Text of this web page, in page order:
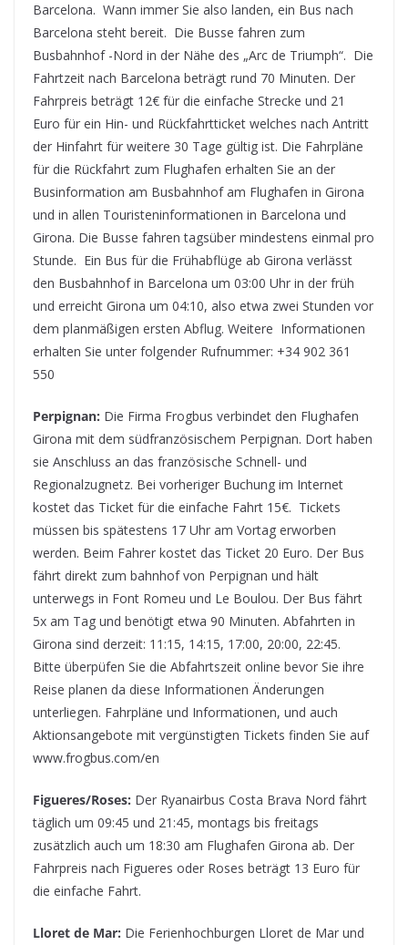
Barcelona. Wann immer Sie also landen, ein Bus nach
Barcelona steht bereit. Die Busse fahren zum
Busbahnhof -Nord in der Nähe des „Arc de Triumph“. Die
Fahrtzeit nach Barcelona beträgt rund 70 Minuten. Der
Fahrpreis beträgt 12€ für die einfache Strecke und 21
Euro für ein Hin- und Rückfahrtticket welches nach Antritt
der Hinfahrt für weitere 30 Tage gültig ist. Die Fahrpläne
für die Rückfahrt zum Flughafen erhalten Sie an der
Businformation am Busbahnhof am Flughafen in Girona
und in allen Touristeninformationen in Barcelona und
Girona. Die Busse fahren tagsüber mindestens einmal pro
Stunde. Ein Bus für die Frühabflüge ab Girona verlässt
den Busbahnhof in Barcelona um 03:00 Uhr in der früh
und erreicht Girona um 04:10, also etwa zwei Stunden vor
dem planmäßigen ersten Abflug. Weitere Informationen
erhalten Sie unter folgender Rufnummer: +34 902 361
550
Perpignan: Die Firma Frogbus verbindet den Flughafen
Girona mit dem südfranzösischem Perpignan. Dort haben
sie Anschluss an das französische Schnell- und
Regionalzugnetz. Bei vorheriger Buchung im Internet
kostet das Ticket für die einfache Fahrt 15€. Tickets
müssen bis spätestens 17 Uhr am Vortag erworben
werden. Beim Fahrer kostet das Ticket 20 Euro. Der Bus
fährt direkt zum bahnhof von Perpignan und hält
unterwegs in Font Romeu und Le Boulou. Der Bus fährt
5x am Tag und benötigt etwa 90 Minuten. Abfahrten in
Girona sind derzeit: 11:15, 14:15, 17:00, 20:00, 22:45.
Bitte überpüfen Sie die Abfahrtszeit online bevor Sie ihre
Reise planen da diese Informationen Änderungen
unterliegen. Fahrpläne und Informationen, und auch
Aktionsangebote mit vergünstigten Tickets finden Sie auf
www.frogbus.com/en
Figueres/Roses: Der Ryanairbus Costa Brava Nord fährt
täglich um 09:45 und 21:45, montags bis freitags
zusätzlich auch um 18:30 am Flughafen Girona ab. Der
Fahrpreis nach Figueres oder Roses beträgt 13 Euro für
die einfache Fahrt.
Lloret de Mar: Die Ferienhochburgen Lloret de Mar und